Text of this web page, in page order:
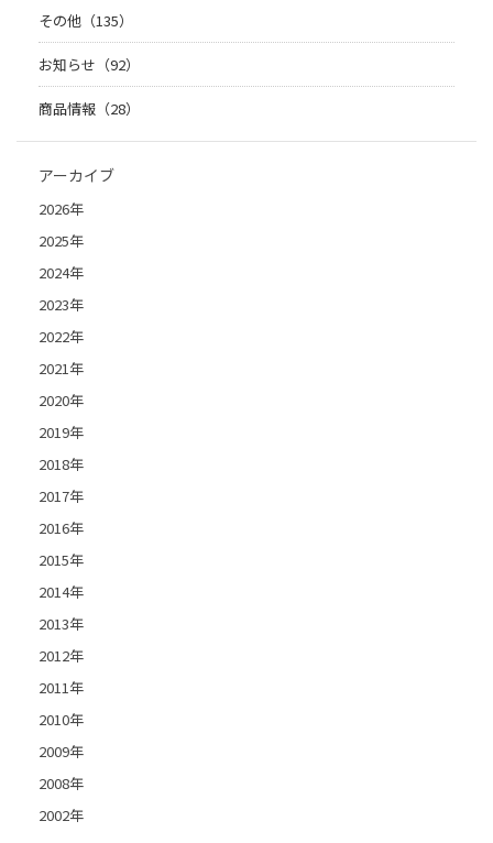
その他（135）
お知らせ（92）
商品情報（28）
アーカイブ
2026年
2025年
2024年
2023年
2022年
2021年
2020年
2019年
2018年
2017年
2016年
2015年
2014年
2013年
2012年
2011年
2010年
2009年
2008年
2002年